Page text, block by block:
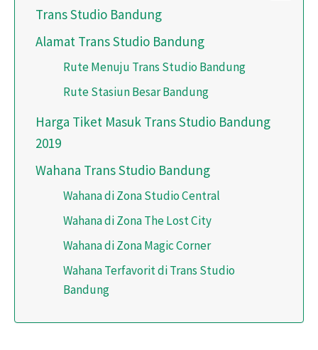
Trans Studio Bandung
Alamat Trans Studio Bandung
Rute Menuju Trans Studio Bandung
Rute Stasiun Besar Bandung
Harga Tiket Masuk Trans Studio Bandung
2019
Wahana Trans Studio Bandung
Wahana di Zona Studio Central
Wahana di Zona The Lost City
Wahana di Zona Magic Corner
Wahana Terfavorit di Trans Studio
Bandung